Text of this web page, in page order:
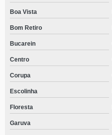
Boa Vista
Bom Retiro
Bucarein
Centro
Corupa
Escolinha
Floresta
Garuva